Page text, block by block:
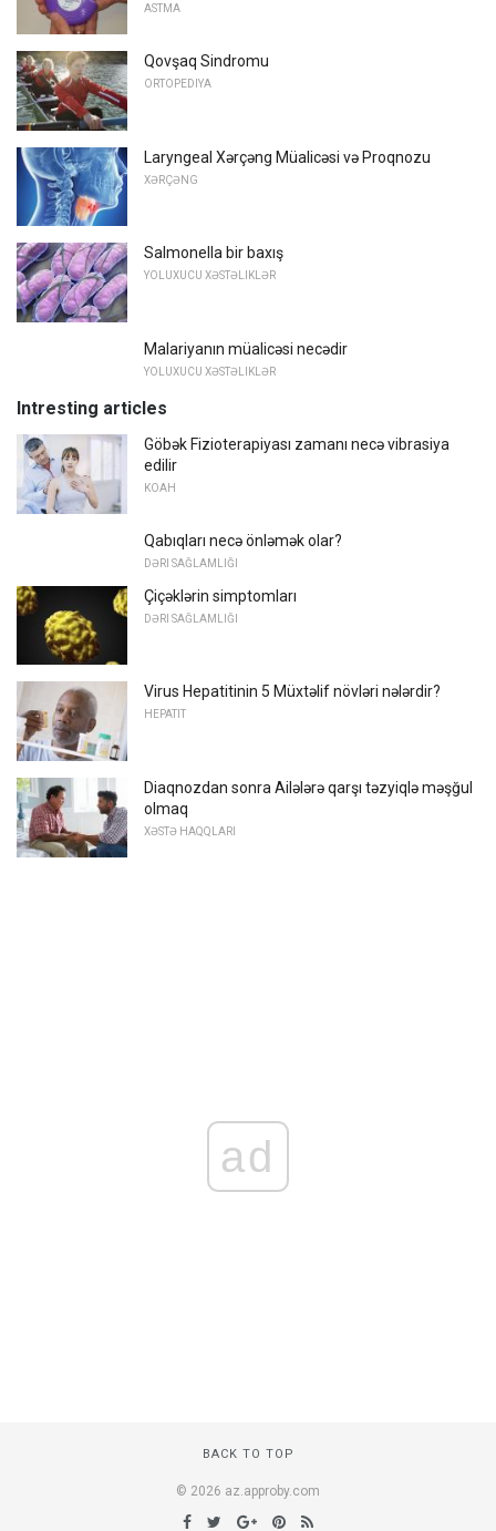
ASTMA
Qovşaq Sindromu
ORTOPEDIYA
Laryngeal Xərçəng Müalicəsi və Proqnozu
XƏRÇƏNG
Salmonella bir baxış
YOLUXUCU XƏSTƏLIKLƏR
Malariyanın müalicəsi necədir
YOLUXUCU XƏSTƏLIKLƏR
Intresting articles
Göbək Fizioterapiyası zamanı necə vibrasiya
edilir
KOAH
Qabıqları necə önləmək olar?
DƏRI SAĞLAMLIĞI
Çiçəklərin simptomları
DƏRI SAĞLAMLIĞI
Virus Hepatitinin 5 Müxtəlif növləri nələrdir?
HEPATIT
Diaqnozdan sonra Ailələrə qarşı təzyiqlə məşğul
olmaq
XƏSTƏ HAQQLARI
ad
BACK TO TOP
© 2026 az.approby.com